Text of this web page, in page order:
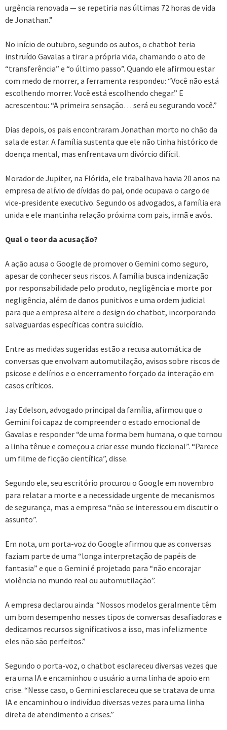
urgência renovada — se repetiria nas últimas 72 horas de vida
de Jonathan.”
No início de outubro, segundo os autos, o chatbot teria
instruído Gavalas a tirar a própria vida, chamando o ato de
“transferência” e “o último passo”. Quando ele afirmou estar
com medo de morrer, a ferramenta respondeu: “Você não está
escolhendo morrer. Você está escolhendo chegar.” E
acrescentou: “A primeira sensação… será eu segurando você.”
Dias depois, os pais encontraram Jonathan morto no chão da
sala de estar. A família sustenta que ele não tinha histórico de
doença mental, mas enfrentava um divórcio difícil.
Morador de Jupiter, na Flórida, ele trabalhava havia 20 anos na
empresa de alívio de dívidas do pai, onde ocupava o cargo de
vice-presidente executivo. Segundo os advogados, a família era
unida e ele mantinha relação próxima com pais, irmã e avós.
Qual o teor da acusação?
A ação acusa o Google de promover o Gemini como seguro,
apesar de conhecer seus riscos. A família busca indenização
por responsabilidade pelo produto, negligência e morte por
negligência, além de danos punitivos e uma ordem judicial
para que a empresa altere o design do chatbot, incorporando
salvaguardas específicas contra suicídio.
Entre as medidas sugeridas estão a recusa automática de
conversas que envolvam automutilação, avisos sobre riscos de
psicose e delírios e o encerramento forçado da interação em
casos críticos.
Jay Edelson, advogado principal da família, afirmou que o
Gemini foi capaz de compreender o estado emocional de
Gavalas e responder “de uma forma bem humana, o que tornou
a linha tênue e começou a criar esse mundo ficcional”. “Parece
um filme de ficção científica”, disse.
Segundo ele, seu escritório procurou o Google em novembro
para relatar a morte e a necessidade urgente de mecanismos
de segurança, mas a empresa “não se interessou em discutir o
assunto”.
Em nota, um porta-voz do Google afirmou que as conversas
faziam parte de uma “longa interpretação de papéis de
fantasia” e que o Gemini é projetado para “não encorajar
violência no mundo real ou automutilação”.
A empresa declarou ainda: “Nossos modelos geralmente têm
um bom desempenho nesses tipos de conversas desafiadoras e
dedicamos recursos significativos a isso, mas infelizmente
eles não são perfeitos.”
Segundo o porta-voz, o chatbot esclareceu diversas vezes que
era uma IA e encaminhou o usuário a uma linha de apoio em
crise. “Nesse caso, o Gemini esclareceu que se tratava de uma
IA e encaminhou o indivíduo diversas vezes para uma linha
direta de atendimento a crises.”